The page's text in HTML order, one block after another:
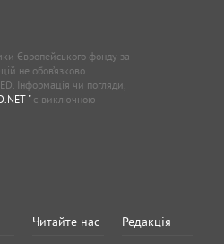
Європейського фонду за
не обов’язково
Інформація чи погляди,
"є виключною
Читайте нас Редакція